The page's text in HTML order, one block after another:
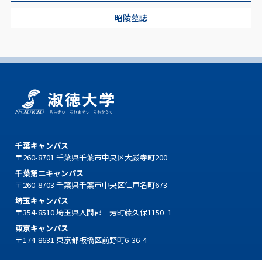
昭陵墓誌
千葉キャンパス
〒260-8701 千葉県千葉市中央区大巌寺町200
千葉第二キャンパス
〒260-8703 千葉県千葉市中央区仁戸名町673
埼玉キャンパス
〒354-8510 埼玉県入間郡三芳町藤久保1150−1
東京キャンパス
〒174-8631 東京都板橋区前野町6-36-4